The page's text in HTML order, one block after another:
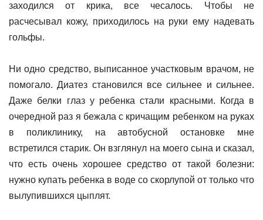
заходился от крика, все чесалось. Чтобы не
расчесывал кожу, приходилось на руки ему надевать
гольфы.
Ни одно средство, выписанное участковым врачом, не
помогало. Диатез становился все сильнее и сильнее.
Даже белки глаз у ребенка стали красными. Когда в
очередной раз я бежала с кричащим ребенком на руках
в поликлинику, на автобусной остановке мне
встретился старик. Он взглянул на моего сына и сказал,
что есть очень хорошее средство от такой болезни:
нужно купать ребенка в воде со скорлупой от только что
вылупившихся цыплят.